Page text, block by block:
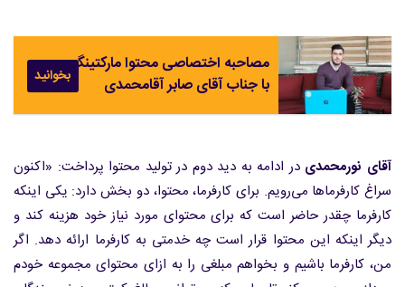
مصاحبه اختصاصی محتوا مارکتینگ
با جناب آقای صابر آقامحمدی
بخوانید
آقای نورمحمدی در ادامه به دید دوم در تولید محتوا پرداخت: «اکنون
سراغ کارفرماها می‌رویم. برای کارفرما، محتوا، دو بخش دارد: یکی اینکه
کارفرما چقدر حاضر است که برای محتوای مورد نیاز خود هزینه کند و
دیگر اینکه این محتوا قرار است چه خدمتی به کارفرما ارائه دهد. اگر
من، کارفرما باشیم و بخواهم مبلغی را به ازای محتوای مجموعه خودم